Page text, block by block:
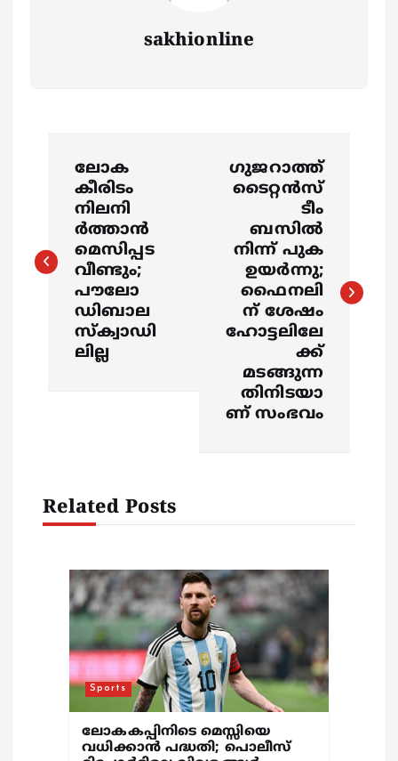
sakhionline
s
t
g
ലോക
കീരിടം
നിലനി
ര്‍ത്താന്‍
മെസിപ്പട
വീണ്ടും;
പൗലോ
ഡിബാല
സ്‌ക്വാഡി
ലില്ല
ഗുജറാത്ത്
ടൈറ്റൻസ്
ടീം
ബസിൽ
നിന്ന് പുക
ഉയർന്നു;
ഫൈനലി
ന് ശേഷം
ഹോട്ടലിലേ
ക്ക്
മടങ്ങുന്ന
തിനിടയാ
ണ് സംഭവം
Related Posts
Sports
ലോകകപ്പിനിടെ മെസ്സിയെ
വധിക്കാൻ പദ്ധതി; പൊലീസ്